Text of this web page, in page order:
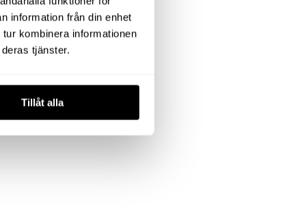
information från din enhet
kombinera informationen
tjänster.
Tillåt alla